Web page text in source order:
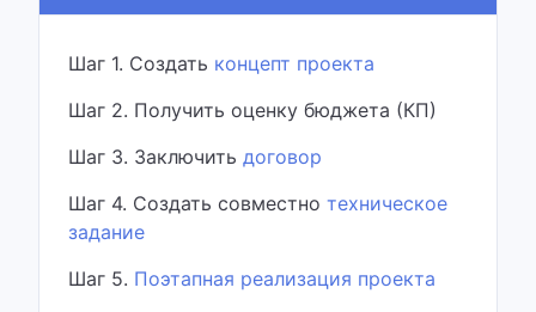
Шаг 1. Создать концепт проекта
Шаг 2. Получить оценку бюджета (КП)
Шаг 3. Заключить договор
Шаг 4. Создать совместно техническое
задание
Шаг 5. Поэтапная реализация проекта